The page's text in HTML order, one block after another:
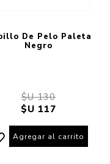
De Pelo Paleta
Negro
$U 130
$U 117
Agregar al carrito